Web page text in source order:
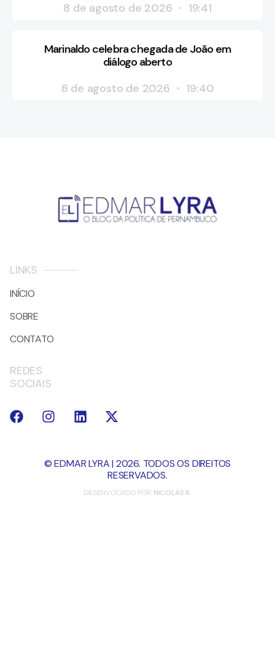
8 de agosto de 2026
19:41
Marinaldo celebra chegada de João em
diálogo aberto
8 de agosto de 2026
19:40
LINKS
INÍCIO
SOBRE
CONTATO
REDES
SOCIAIS
© EDMAR LYRA | 2026. TODOS OS DIREITOS
RESERVADOS.
DESENVOLVIDO POR NICOLAS R.